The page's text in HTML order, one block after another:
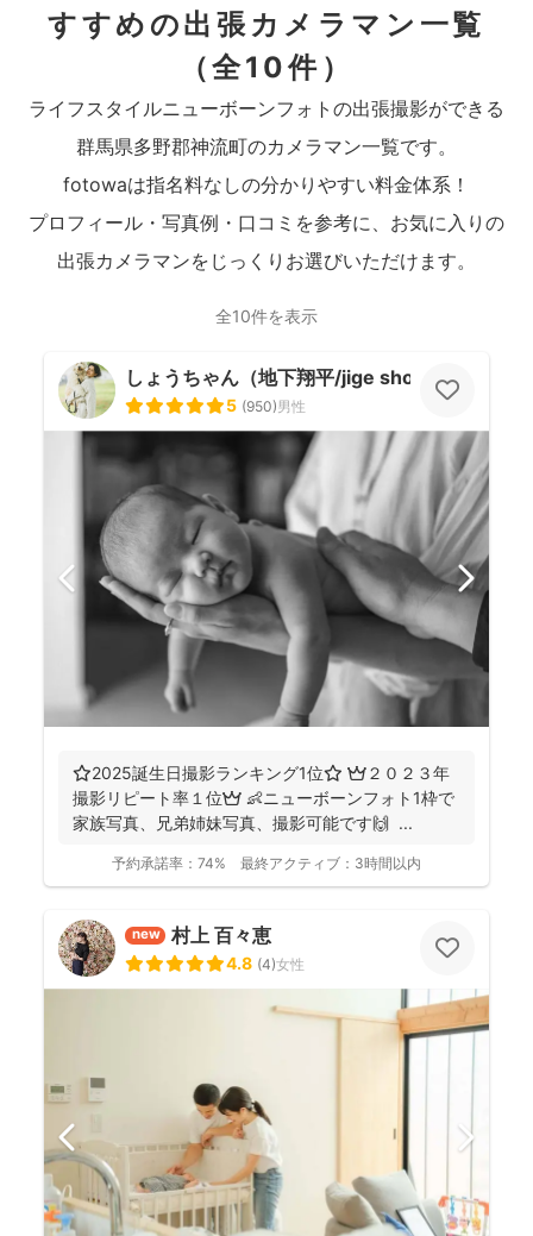
すすめの出張カメラマン一覧
（全10件）
ライフスタイルニューボーンフォトの出張撮影ができる
群馬県多野郡神流町のカメラマン一覧です。
fotowaは指名料なしの分かりやすい料金体系！
プロフィール・写真例・口コミを参考に、お気に入りの
出張カメラマンをじっくりお選びいただけます。
全10件を表示
しょうちゃん（地下翔平/jige shohe）
5 (950)男性
⭐️2025誕生日撮影ランキング1位⭐️ 👑２０２３年
撮影リピート率１位👑 👶ニューボーンフォト1枠で
家族写真、兄弟姉妹写真、撮影可能です🙌 ...
予約承諾率： 74% 最終アクティブ： 3時間以内
new 村上 百々恵
4.8 (4)女性